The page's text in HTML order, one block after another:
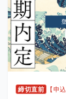
締切直前 【申